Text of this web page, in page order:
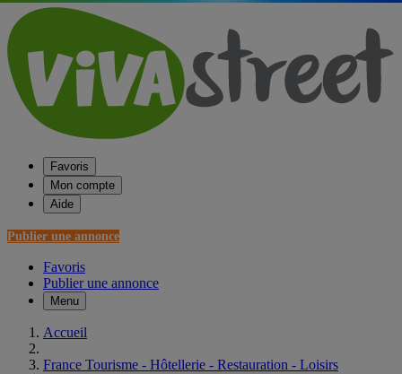
Favoris
Mon compte
Aide
Publier une annonce
Favoris
Publier une annonce
Menu
Accueil
France Tourisme - Hôtellerie - Restauration - Loisirs